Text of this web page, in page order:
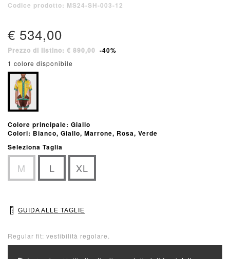
Codice prodotto: MS24-SH-003-12
€ 534,00
Prezzo di listino: € 890,00 -40%
1 colore disponibile
Colore principale: Giallo
Colori: Bianco, Giallo, Marrone, Rosa, Verde
Seleziona Taglia
M L XL
GUIDA ALLE TAGLIE
Regular fit: vestibilità regolare.